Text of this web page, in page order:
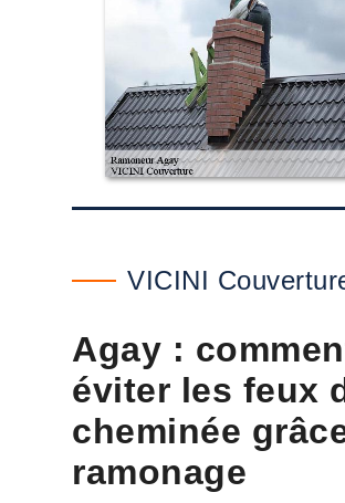
VICINI
Agay :
éviter les feux
cheminée
ramonage